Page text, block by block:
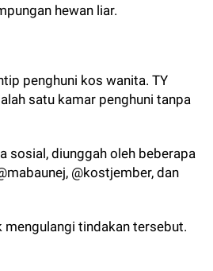
hewan liar.
penghuni kos wanita. TY
satu kamar penghuni tanpa
sosial, diunggah oleh beberapa
@kostjember, dan
mengulangi tindakan tersebut.